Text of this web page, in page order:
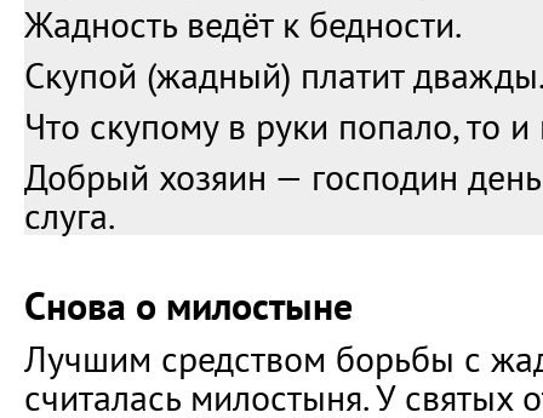
Жадность ведёт к бедности.
Скупой (жадный) платит
Что скупому в руки попало, то
Добрый хозяин — господин
слуга.
Снова о милостыне
Лучшим средством борьбы с
считалась милостыня. У святых